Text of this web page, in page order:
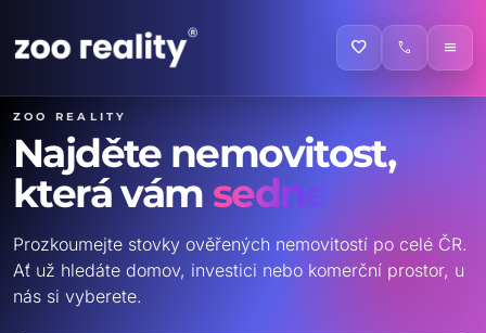
favorite call menu
ZOO reality
Najděte nemovitost,
která vám sedne
Prozkoumejte stovky ověřených nemovitostí po celé ČR.
Ať už hledáte domov, investici nebo komerční prostor, u
nás si vyberete.